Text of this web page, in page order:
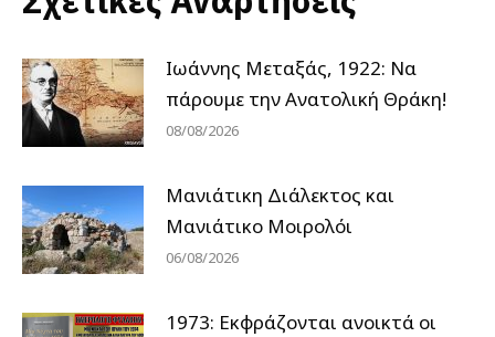
Ιωάννης Μεταξάς, 1922: Να
πάρουμε την Ανατολική Θράκη!
08/08/2026
Μανιάτικη Διάλεκτος και
Μανιάτικο Μοιρολόι
06/08/2026
1973: Εκφράζονται ανοικτά οι